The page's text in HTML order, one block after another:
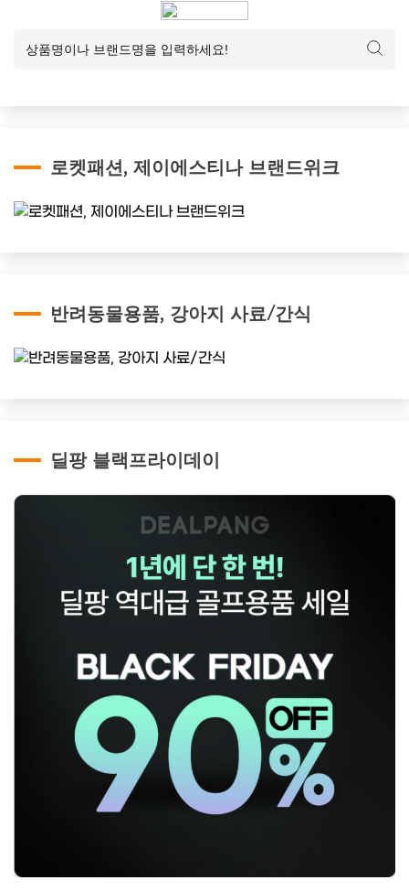
로켓패션, 제이에스티나 브랜드위크
반려동물용품, 강아지 사료/간식
딜팡 블랙프라이데이